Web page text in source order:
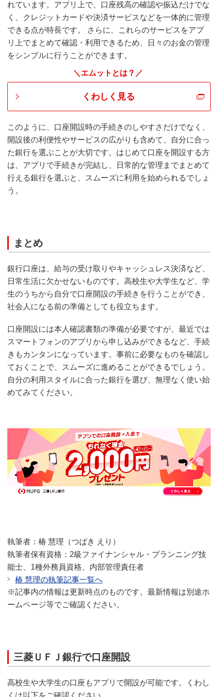
れています。アプリ上で、口座残高の確認や振込だけでな
く、クレジットカードや決済サービスなどを一体的に管理
できる点が特長です。 さらに、これらのサービスをアプ
リ上でまとめて確認・利用できるため、日々のお金の管理
をシンプルに行うことができます。
＼エムットとは？／
くわしく見る
このように、口座開設時の手続きのしやすさだけでなく、
開設後の利便性やサービスの広がりも含めて、自分に合っ
た銀行を選ぶことが大切です。はじめて口座を開設する方
は、アプリで手続きが完結し、日常的な管理までまとめて
行える銀行を選ぶと、スムーズに利用を始められるでしょ
う。
まとめ
銀行口座は、給与の受け取りやキャッシュレス決済など、
日常生活に欠かせないものです。高校生や大学生など、学
生のうちから自分で口座開設の手続きを行うことができ、
社会人になる前の準備としても役立ちます。
口座開設には本人確認書類の準備が必要ですが、最近では
スマートフォンのアプリから申し込みができるなど、手続
きもカンタンになっています。事前に必要なものを確認し
ておくことで、スムーズに進めることができるでしょう。
自分の利用スタイルに合った銀行を選び、無理なく使い始
めてみてください。
執筆者：椿 慧理（つばき えり）
執筆者保有資格：2級ファイナンシャル・プランニング技
能士、1種外務員資格、内部管理責任者
椿 慧理の執筆記事一覧へ
※記事内の情報は更新時点のものです。最新情報は別途ホ
ームページ等でご確認ください。
三菱ＵＦＪ銀行で口座開設
高校生や大学生の口座もアプリで開設が可能です。くわし
くは以下をご確認ください。